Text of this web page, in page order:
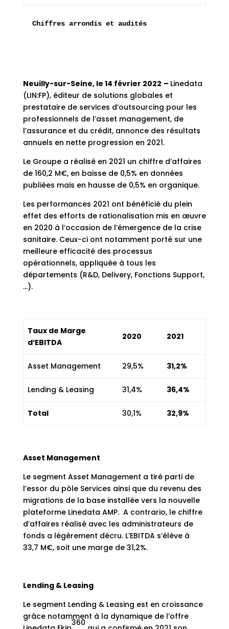
Chiffres arrondis et audités
Neuilly-sur-Seine, le 14 février 2022 – Linedata
(LIN:FP), éditeur de solutions globales et
prestataire de services d’outsourcing pour les
professionnels de l’asset management, de
l’assurance et du crédit, annonce des résultats
annuels en nette progression en 2021.
Le Groupe a réalisé en 2021 un chiffre d’affaires
de 160,2 M€, en baisse de 0,5% en données
publiées mais en hausse de 0,5% en organique.
Les performances 2021 ont bénéficié du plein
effet des efforts de rationalisation mis en œuvre
en 2020 à l’occasion de l’émergence de la crise
sanitaire. Ceux-ci ont notamment porté sur une
meilleure efficacité des processus
opérationnels, appliquée à tous les
départements (R&D, Delivery, Fonctions Support,
…).
Taux de Marge
d’EBITDA
2020 2021
Asset Management 29,5% 31,2%
Lending & Leasing 31,4% 36,4%
Total 30,1% 32,9%
Asset Management
Le segment Asset Management a tiré parti de
l’essor du pôle Services ainsi que du revenu des
migrations de la base installée vers la nouvelle
plateforme Linedata AMP. A contrario, le chiffre
d’affaires réalisé avec les administrateurs de
fonds a légèrement décru. L’EBITDA s’élève à
33,7 M€, soit une marge de 31,2%.
Lending & Leasing
Le segment Lending & Leasing est en croissance
grâce notamment à la dynamique de l’offre
360